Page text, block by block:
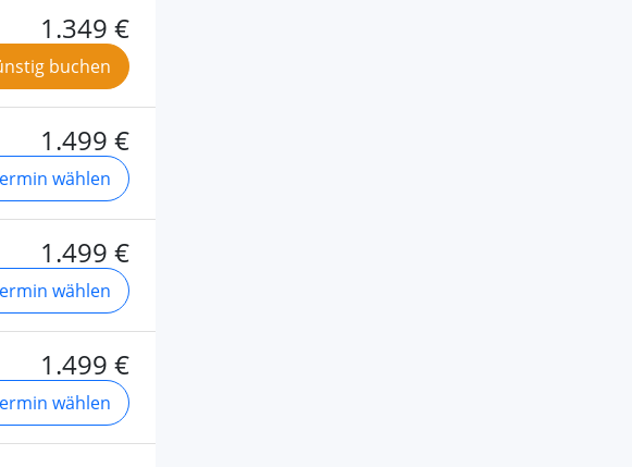
1.349 €
buchen
1.499 €
wählen
1.499 €
wählen
1.499 €
wählen